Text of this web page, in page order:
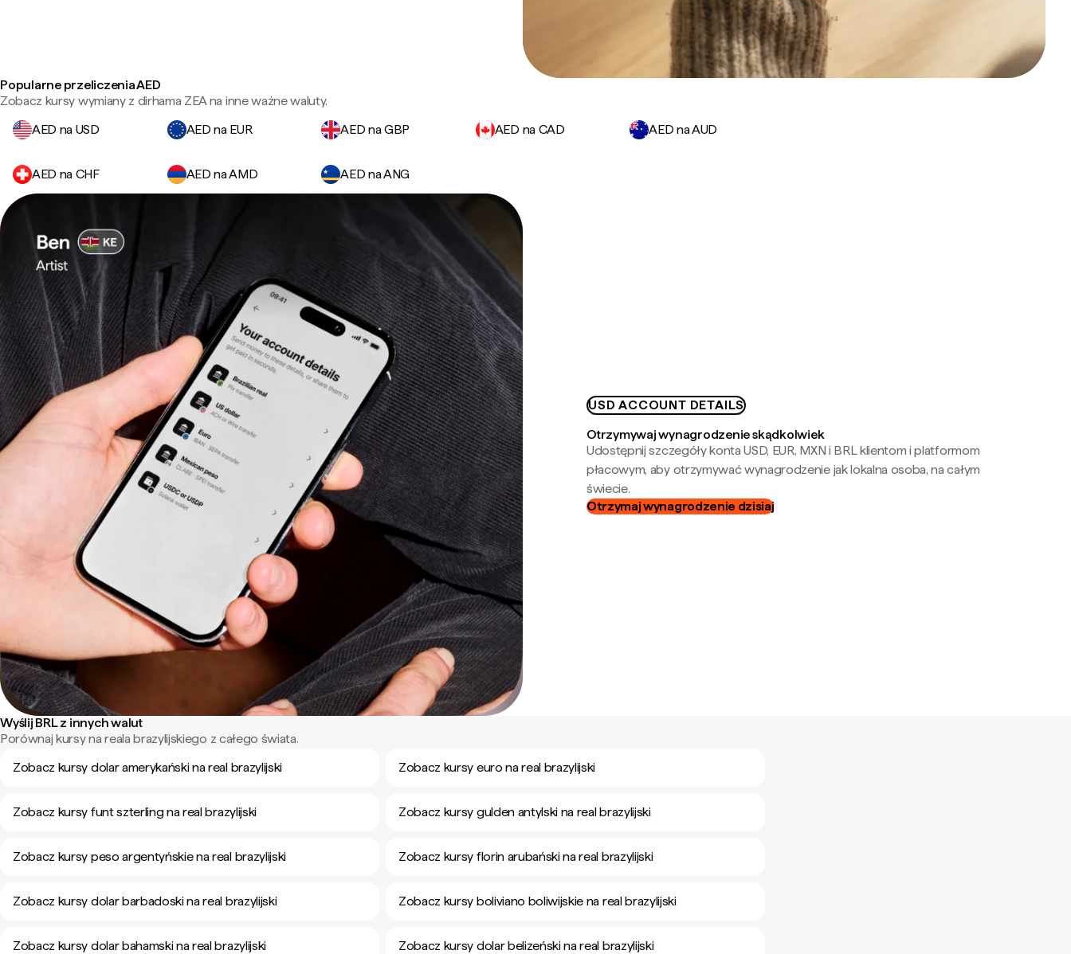
Popularne przeliczenia AED
Zobacz kursy wymiany z dirhama ZEA na inne ważne waluty.
AED na USD
AED na EUR AED na GBP AED na CAD AED na AUD
AED na CHF AED na AMD AED na ANG
USD ACCOUNT DETAILS
Otrzymywaj wynagrodzenie skądkolwiek
Udostępnij szczegóły konta USD, EUR, MXN i BRL klientom i platformom
płacowym, aby otrzymywać wynagrodzenie jak lokalna osoba, na całym
świecie.
Otrzymaj wynagrodzenie dzisiaj
Wyślij BRL z innych walut
Porównaj kursy na reala brazylijskiego z całego świata.
Zobacz kursy dolar amerykański na real brazylijski
Zobacz kursy euro na real brazylijski
Zobacz kursy funt szterling na real brazylijski Zobacz kursy gulden antylski na real brazylijski
Zobacz kursy peso argentyńskie na real brazylijski Zobacz kursy florin arubański na real brazylijski
Zobacz kursy dolar barbadoski na real brazylijski Zobacz kursy boliviano boliwijskie na real brazylijski
Zobacz kursy dolar bahamski na real brazylijski Zobacz kursy dolar belizeński na real brazylijski